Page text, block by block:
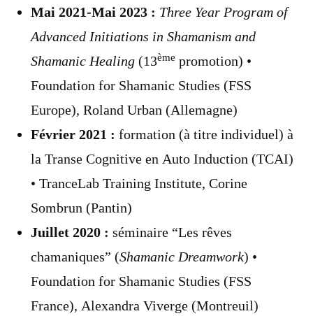
Mai 2021-Mai 2023 : Three Year Program of
Advanced Initiations in Shamanism and
Shamanic Healing (13ème promotion) •
Foundation for Shamanic Studies (FSS
Europe), Roland Urban (Allemagne)
Février 2021 : formation (à titre individuel) à
la Transe Cognitive en Auto Induction (TCAI)
• TranceLab Training Institute, Corine
Sombrun (Pantin)
Juillet 2020 : séminaire “Les rêves
chamaniques” (Shamanic Dreamwork) •
Foundation for Shamanic Studies (FSS
France), Alexandra Viverge (Montreuil)